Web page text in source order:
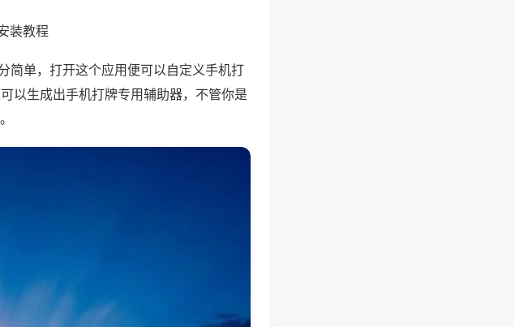
装教程
简单，打开这个应用便可以自定义手机打
以生成出手机打牌专用辅助器，不管你是